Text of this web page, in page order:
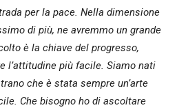
per la pace. Nella dimensione
di più, ne avremmo un grande
è la chiave del progresso,
l’attitudine più facile. Siamo nati
che è stata sempre un’arte
Che bisogno ho di ascoltare